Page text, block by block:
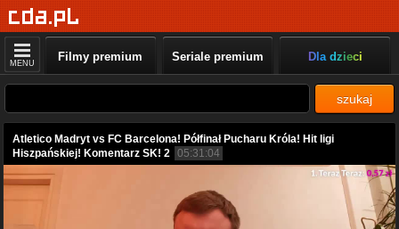
MENU Filmy premium Seriale premium Dla dzieci
szukaj
Atletico Madryt vs FC Barcelona! Półfinał Pucharu Króla! Hit ligi
Hiszpańskiej! Komentarz SK! 2 05:31:04